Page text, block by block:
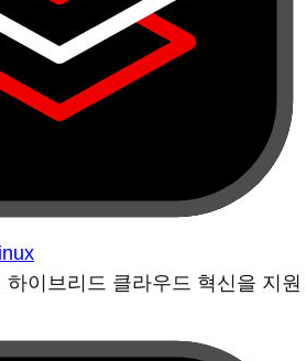
이브리드 클라우드 혁신을 지원